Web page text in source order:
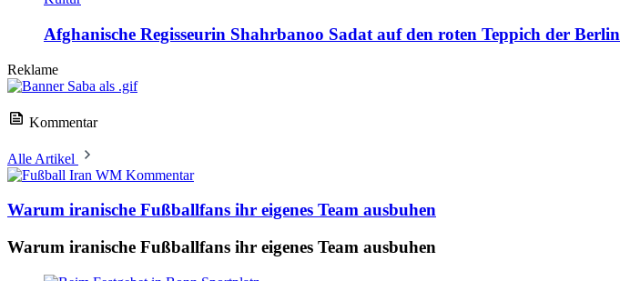
Afghanische Regisseurin Shahrbanoo Sadat auf den roten Teppich der
Reklame
Kommentar
Alle Artikel
Kommentar
Warum iranische Fußballfans ihr eigenes Team ausbuhen
Warum iranische Fußballfans ihr eigenes Team ausbuhen